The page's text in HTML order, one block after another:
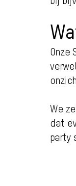
Onze
We
dat
party